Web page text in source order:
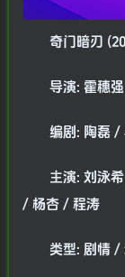
奇门暗刃
导演: 霍穗强
编剧: 陶磊 /
主演: 刘泳
/ 杨杏 / 程涛
类型: 剧情